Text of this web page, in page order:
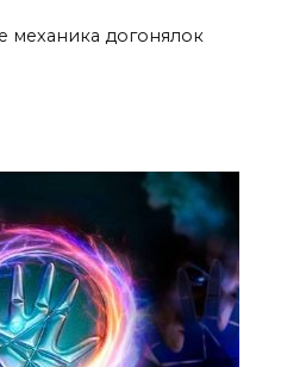
механика догонялок